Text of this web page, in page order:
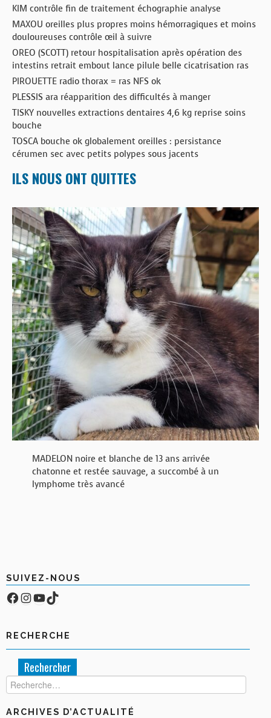
KIM contrôle fin de traitement échographie analyse
MAXOU oreilles plus propres moins hémorragiques et moins
douloureuses contrôle œil à suivre
OREO (SCOTT) retour hospitalisation après opération des
intestins retrait embout lance pilule belle cicatrisation ras
PIROUETTE radio thorax = ras NFS ok
PLESSIS ara réapparition des difficultés à manger
TISKY nouvelles extractions dentaires 4,6 kg reprise soins
bouche
TOSCA bouche ok globalement oreilles : persistance
cérumen sec avec petits polypes sous jacents
ILS NOUS ONT QUITTES
MADELON noire et blanche de 13 ans arrivée
chatonne et restée sauvage, a succombé à un
lymphome très avancé
SUIVEZ-NOUS
Facebook
Compte Instagram
YouTube
TikTok
RECHERCHE
Rechercher :
ARCHIVES D’ACTUALITÉ